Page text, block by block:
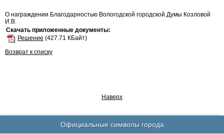
О награждении Благодарностью Вологодской городской Думы Козловой
И.В.
Скачать приложенные документы:
Решение (427.71 КБайт)
Возврат к списку
Наверх
Официальные символы города